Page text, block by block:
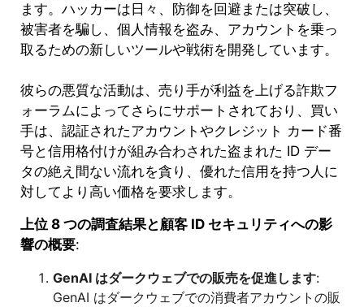
ます。ハッカーは日々、防御を回避または突破し、
被害者を騙し、個人情報を盗み、アカウントを乗っ
取るための新しいツールや戦術を開発しています。
彼らの悪質な活動は、売り手が利益を上げる詐欺フ
ォーラムによってさらにサポートされており、買い
手は、認証されたアカウントやクレジット カード番
号と信用格付けが組み合わされた盗まれた ID デー
タの絶え間ない流れを貪り、優れた信用を持つ人に
対してより高い価格を要求します。
上位 8 つの調査結果と顧客 ID セキュリティへの影
響の概要:
GenAI はダークウェブでの販売を促進します:
GenAI はダークウェブでの消費者アカウントの販